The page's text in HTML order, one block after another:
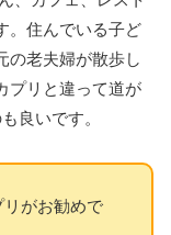
。住んでいる子ど
の老夫婦が散歩し
プリと違って道が
良いです。
がお勧めで